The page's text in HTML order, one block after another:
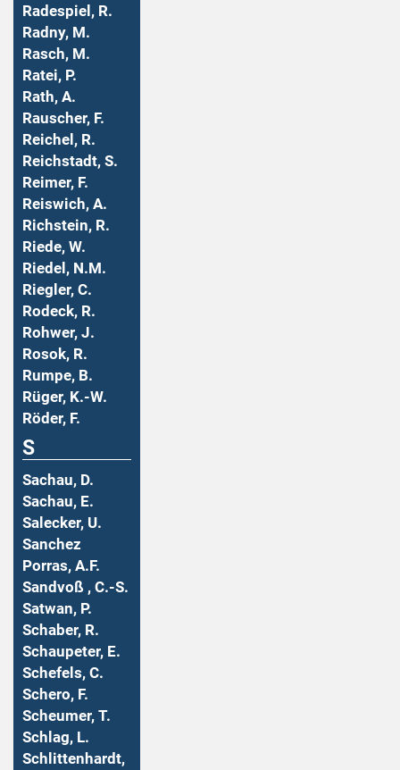
Radespiel, R.
Radny, M.
Rasch, M.
Ratei, P.
Rath, A.
Rauscher, F.
Reichel, R.
Reichstadt, S.
Reimer, F.
Reiswich, A.
Richstein, R.
Riede, W.
Riedel, N.M.
Riegler, C.
Rodeck, R.
Rohwer, J.
Rosok, R.
Rumpe, B.
Rüger, K.-W.
Röder, F.
S
Sachau, D.
Sachau, E.
Salecker, U.
Sanchez
Porras, A.F.
Sandvoß , C.-S.
Satwan, P.
Schaber, R.
Schaupeter, E.
Schefels, C.
Schero, F.
Scheumer, T.
Schlag, L.
Schlittenhardt,